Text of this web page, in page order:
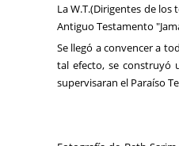
La W.T.(Dirigentes de
Antiguo Testamento
Se llegó a convencer a
tal efecto, se construyó
supervisaran el Paraíso